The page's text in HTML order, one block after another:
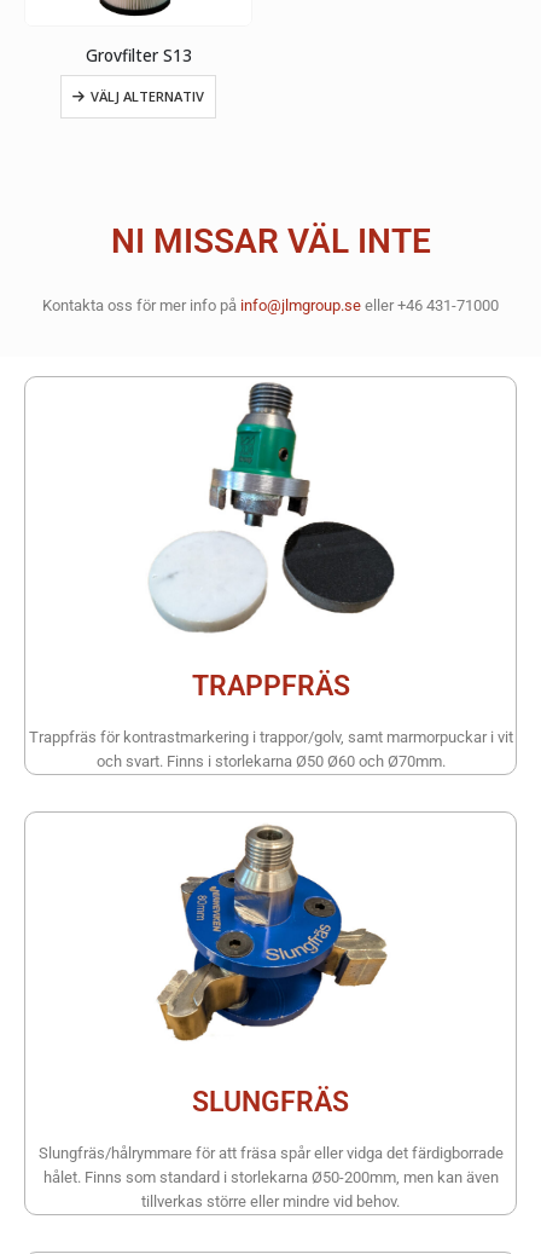
Grovfilter S13
VÄLJ ALTERNATIV
NI MISSAR VÄL INTE
Kontakta oss för mer info på info@jlmgroup.se eller +46 431-71000
TRAPPFRÄS
Trappfräs för kontrastmarkering i trappor/golv, samt marmorpuckar i vit
och svart. Finns i storlekarna Ø50 Ø60 och Ø70mm.
SLUNGFRÄS
Slungfräs/hålrymmare för att fräsa spår eller vidga det färdigborrade
hålet. Finns som standard i storlekarna Ø50-200mm, men kan även
tillverkas större eller mindre vid behov.